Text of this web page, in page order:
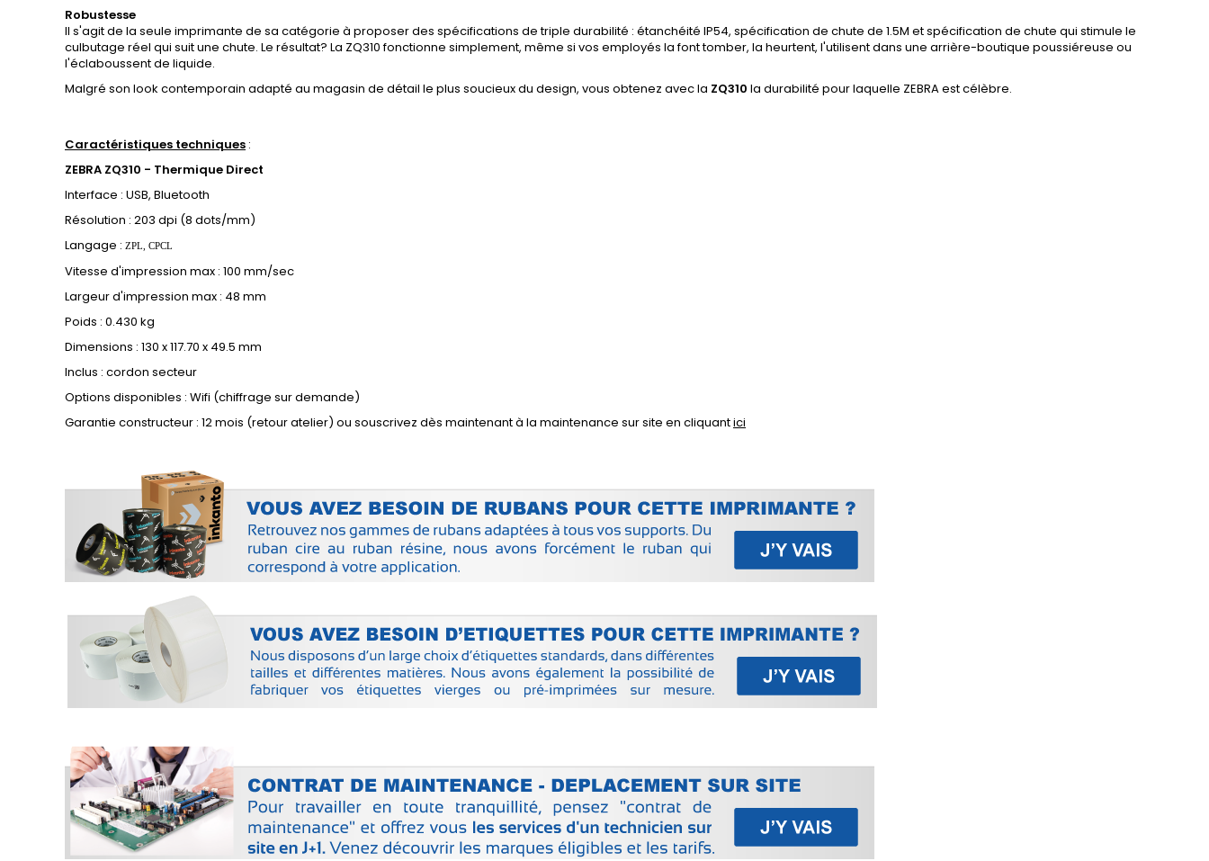
Robustesse
Il s'agit de la seule imprimante de sa catégorie à proposer des spécifications de triple durabilité : étanchéité IP54, spécification de chute de 1.5M et spécification de chute qui stimule le
culbutage réel qui suit une chute. Le résultat? La ZQ310 fonctionne simplement, même si vos employés la font tomber, la heurtent, l'utilisent dans une arrière-boutique poussiéreuse ou
l'éclaboussent de liquide.
Malgré son look contemporain adapté au magasin de détail le plus soucieux du design, vous obtenez avec la ZQ310 la durabilité pour laquelle ZEBRA est célèbre.
Caractéristiques techniques :
ZEBRA ZQ310 - Thermique Direct
Interface : USB, Bluetooth
Résolution : 203 dpi (8 dots/mm)
Langage : ZPL, CPCL
Vitesse d'impression max : 100 mm/sec
Largeur d'impression max : 48 mm
Poids : 0.430 kg
Dimensions : 130 x 117.70 x 49.5 mm
Inclus : cordon secteur
Options disponibles : Wifi (chiffrage sur demande)
Garantie constructeur : 12 mois (retour atelier) ou souscrivez dès maintenant à la maintenance sur site en cliquantici